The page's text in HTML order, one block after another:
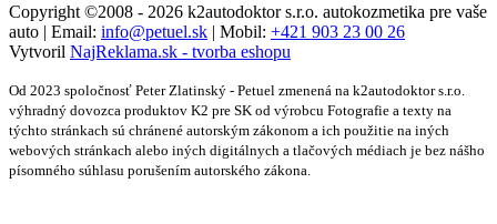
Copyright ©2008 - 2026 k2autodoktor s.r.o. autokozmetika pre vaše
auto | Email: info@petuel.sk | Mobil: +421 903 23 00 26
Vytvoril NajReklama.sk - tvorba eshopu
Od 2023 spoločnosť Peter Zlatinský - Petuel zmenená na k2autodoktor s.r.o.
výhradný dovozca produktov K2 pre SK od výrobcu Fotografie a texty na
týchto stránkach sú chránené autorským zákonom a ich použitie na iných
webových stránkach alebo iných digitálnych a tlačových médiach je bez nášho
písomného súhlasu porušením autorského zákona.